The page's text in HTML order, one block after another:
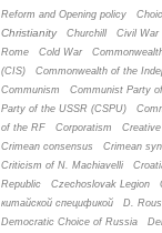
Reform and Opening policy
Christianity Churchill Civil War
Rome
Cold War
(CIS)
Commonwealth of the
Communism
Communist Party
Party of the USSR (CSPU)
of the RF
Corporatism
Crimean consensus Crimean
Criticism of N. Machiavelli
Republic
Czechoslovak Legion
китайской спецификой
D.
Democratic Choice of Russia